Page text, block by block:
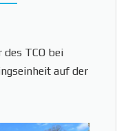
TCO bei
auf der